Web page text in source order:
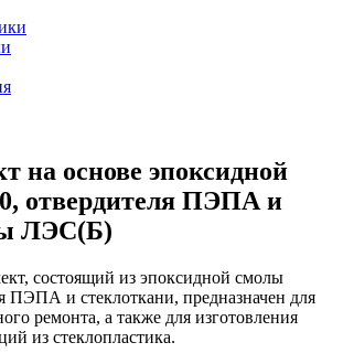
на основе эпоксидной
отвердителя ПЭПА и
ЛЭС(Б)
состоящий из эпоксидной смолы
ПЭПА и стеклоткани, предназначен для
ремонта, а также для изготовления
из стеклопластика.